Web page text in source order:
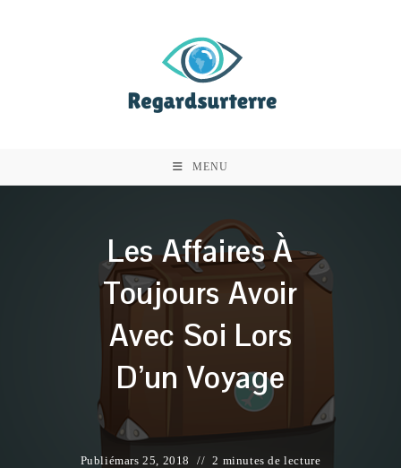
MENU
Les Affaires À
Toujours Avoir
Avec Soi Lors
D’un Voyage
Publiémars 25, 2018 2 minutes de lecture